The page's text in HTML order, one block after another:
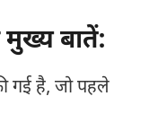
बातें:
गई है, जो पहले